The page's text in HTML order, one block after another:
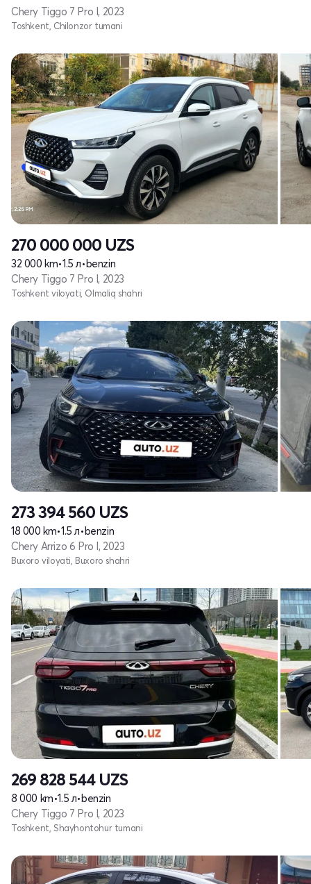
Chery Tiggo 7 Pro I, 2023
Toshkent, Chilonzor tumani
270 000 000 UZS
32 000 km•1.5 л• benzin
Chery Tiggo 7 Pro I, 2023
Toshkent viloyati, Olmaliq shahri
273 394 560 UZS
18 000 km•1.5 л• benzin
Chery Arrizo 6 Pro I, 2023
Buxoro viloyati, Buxoro shahri
269 828 544 UZS
8 000 km•1.5 л• benzin
Chery Tiggo 7 Pro I, 2023
Toshkent, Shayhontohur tumani